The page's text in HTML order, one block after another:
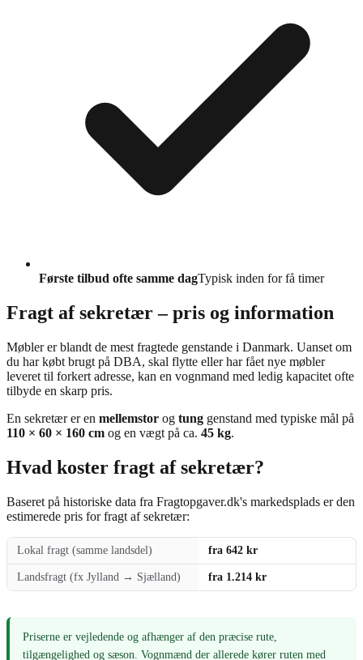
Første tilbud ofte samme dagTypisk inden for få timer
Fragt af sekretær – pris og information
Møbler er blandt de mest fragtede genstande i Danmark. Uanset om
du har købt brugt på DBA, skal flytte eller har fået nye møbler
leveret til forkert adresse, kan en vognmand med ledig kapacitet ofte
tilbyde en skarp pris.
En sekretær er en mellemstor og tung genstand med typiske mål på
110 × 60 × 160 cm og en vægt på ca. 45 kg.
Hvad koster fragt af sekretær?
Baseret på historiske data fra Fragtopgaver.dk's markedsplads er den
estimerede pris for fragt af sekretær:
Lokal fragt (samme landsdel) fra 642 kr
Landsfragt (fx Jylland → Sjælland) fra 1.214 kr
Priserne er vejledende og afhænger af den præcise rute,
tilgængelighed og sæson. Vognmænd der allerede kører ruten med